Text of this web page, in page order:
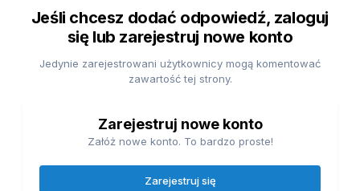
Jeśli chcesz dodać odpowiedź, zaloguj
się lub zarejestruj nowe konto
Jedynie zarejestrowani użytkownicy mogą komentować
zawartość tej strony.
Zarejestruj nowe konto
Załóż nowe konto. To bardzo proste!
Zarejestruj się